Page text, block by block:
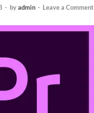
- byadmin - Leave a Comment